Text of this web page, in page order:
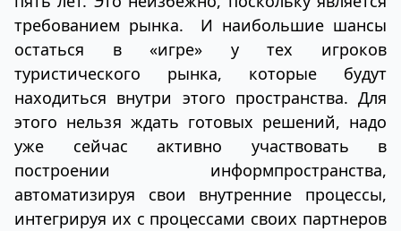
требованием рынка. И наибольшие шансы
остаться в «игре» у тех игроков
туристического рынка, которые будут
находиться внутри этого пространства. Для
этого нельзя ждать готовых решений, надо
уже сейчас активно участвовать в
построении информпространства,
автоматизируя свои внутренние процессы,
интегрируя их с процессами своих партнеров